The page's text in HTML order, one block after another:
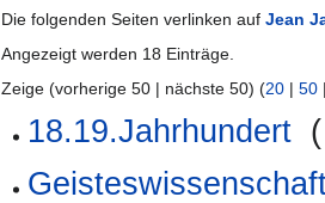
Die folgenden Seiten verlinken auf Jean
Angezeigt werden 18 Einträge.
Zeige (vorherige 50 | nächste 50) (20 | 50
18.19.Jahrhundert (